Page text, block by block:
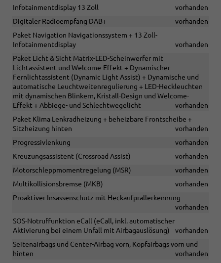
Infotainmentdisplay 13 Zoll
vorhanden
Digitaler Radioempfang DAB+
vorhanden
Paket Navigation Navigationssystem + 13 Zoll-
Infotainmentdisplay
vorhanden
Paket Licht & Sicht Matrix-LED-Scheinwerfer mit
Lichtassistent und Welcome-Effekt + Dynamischer
Fernlichtassistent (Dynamic Light Assist) + Dynamische und
automatische Leuchtweitenregulierung + LED-Heckleuchten
mit dynamischen Blinkern, Kristall-Design und Welcome-
Effekt + Abbiege- und Schlechtwegelicht
vorhanden
Paket Klima Lenkradheizung + beheizbare Frontscheibe +
Sitzheizung hinten
vorhanden
Progressivlenkung
vorhanden
Kreuzungsassistent (Crossroad Assist)
vorhanden
Motorschleppmomentregelung (MSR)
vorhanden
Multikollisionsbremse (MKB)
vorhanden
Proaktiver Insassenschutz mit Heckaufprallerkennung
vorhanden
SOS-Notruffunktion eCall (eCall, inkl. automatischer
Aktivierung bei einem Unfall mit Airbagauslösung)
vorhanden
Seitenairbags und Center-Airbag vorn, Kopfairbags vorn und
hinten
vorhanden